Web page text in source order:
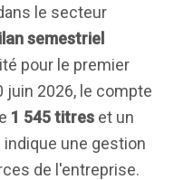
le secteur
semestriel
pour le premier
juin 2026, le compte
1 545 titres et un
indique une gestion
de l'entreprise.